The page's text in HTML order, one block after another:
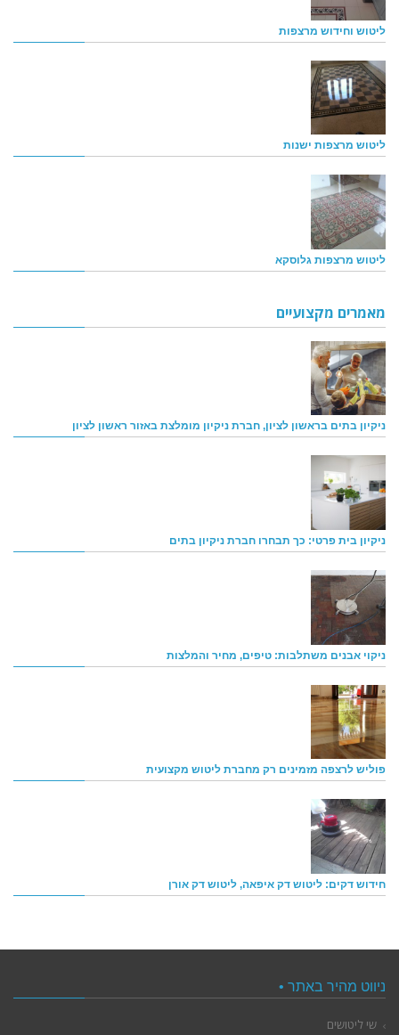
ליטוש וחידוש מרצפות
ליטוש מרצפות ישנות
ליטוש מרצפות גלוסקא
מאמרים מקצועיים
ניקיון בתים בראשון לציון, חברת ניקיון מומלצת באזור ראשון לציון
ניקיון בית פרטי: כך תבחרו חברת ניקיון בתים
ניקוי אבנים משתלבות: טיפים, מחיר והמלצות
פוליש לרצפה מזמינים רק מחברת ליטוש מקצועית
חידוש דקים: ליטוש דק איפאה, ליטוש דק אורן
ניווט מהיר באתר •
שי ליטושים